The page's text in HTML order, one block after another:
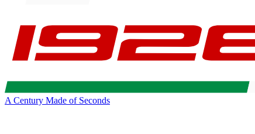
A Century Made of Seconds